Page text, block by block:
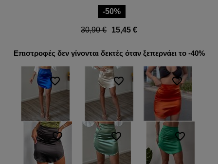
-50%
30,90 € 15,45 €
Επιστροφές δεν γίνονται δεκτές όταν ξεπερνάει το -40%
favorite_border favorite_border favorite_border
favorite_border favorite_border favorite_border